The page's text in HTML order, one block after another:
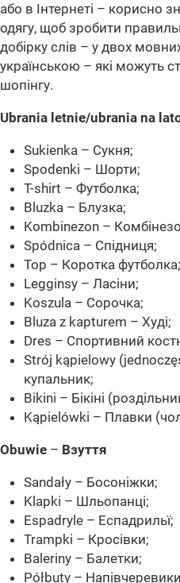
або в Інтернеті – корисно
одягу, щоб зробити
добірку слів – у двох
українською – які можуть
шопінгу.
Ubrania letnie/ubrania na
Sukienka – Сукня;
Spodenki – Шорти;
T-shirt – Футболка;
Bluzka – Блузка;
Kombinezon –
Spódnica – Спідниця;
Top – Коротка футболка;
Legginsy – Ласіни;
Koszula – Сорочка;
Bluza z kapturem – Худі;
Dres – Спортивний
Strój kąpielowy
купальник;
Bikini – Бікіні
Kąpielówki – Плавки
Obuwie – Взуття
Sandały – Босоніжки;
Klapki – Шльопанці;
Espadryle – Еспадрильї;
Trampki – Кросівки;
Baleriny – Балетки;
Półbuty –